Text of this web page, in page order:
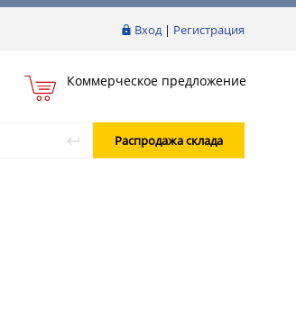
Вход| Регистрация
Коммерческое предложение
Распродажа склада